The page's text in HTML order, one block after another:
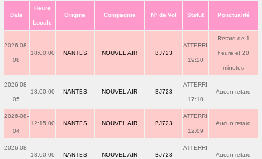
Date
Heure
Locale
Origine Compagnie N° de Vol Statut Ponctualité
2026-08-
08
18:00:00 NANTES NOUVEL AIR BJ723
ATTERRI
19:20
Retard de 1
heure et 20
minutes
2026-08-
05
18:00:00 NANTES NOUVEL AIR BJ723
ATTERRI
17:10
Aucun retard
2026-08-
04
12:15:00 NANTES NOUVEL AIR BJ723
ATTERRI
12:09
Aucun retard
2026-08-
18:00:00 NANTES NOUVEL AIR BJ723
ATTERRI
Aucun retard